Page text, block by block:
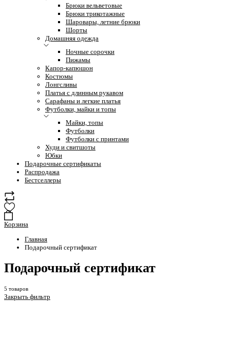
Брюки вельветовые
Брюки трикотажные
Шаровары, летние брюки
Шорты
Домашняя одежда
Ночные сорочки
Пижамы
Капор-капюшон
Костюмы
Лонгсливы
Платья с длинным рукавом
Сарафаны и легкие платья
Футболки, майки и топы
Майки, топы
Футболки
Футболки с принтами
Худи и свитшоты
Юбки
Подарочные сертификаты
Распродажа
Бестселлеры
Корзина
Главная
Подарочный сертификат
Подарочный сертификат
5 товаров
Закрыть фильтр